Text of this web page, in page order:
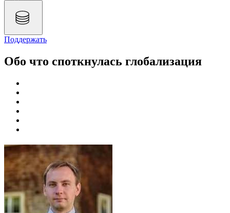
Поддержать
Обо что споткнулась глобализация